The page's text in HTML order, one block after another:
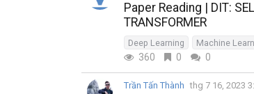
Paper Reading | DIT:
TRANSFORMER
Deep Learning Machine
360 0 0
Trần Tấn Thành thg 7 16, 2023